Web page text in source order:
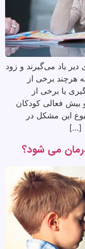
یاد می‌گیرند و زود
هرچند برخی از
یا برخی از
و بیش فعالی کودکان
این مشکل در
می شود؟